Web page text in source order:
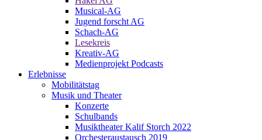
Musical-AG
Jugend forscht AG
Schach-AG
Lesekreis
Kreativ-AG
Medienprojekt Podcasts
Erlebnisse
Mobilitätstag
Musik und Theater
Konzerte
Schulbands
Musiktheater Kalif Storch 2022
Orchesteraustausch 2019